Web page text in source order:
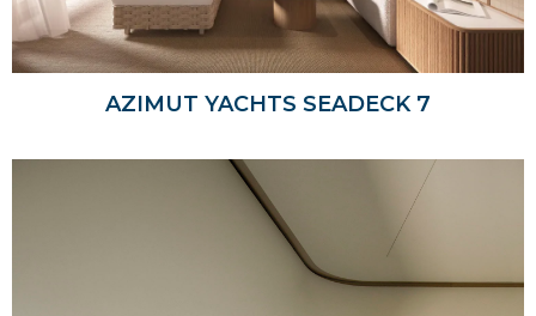
AZIMUT YACHTS SEADECK 7